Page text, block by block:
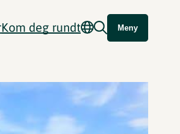
Kom deg rundt Meny